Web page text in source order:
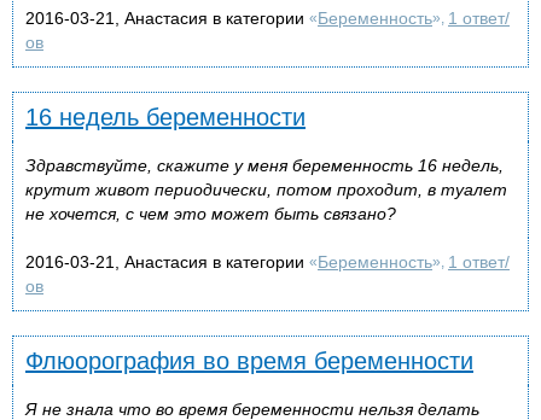
2016-03-21, Анастасия в категории «Беременность», 1 ответ/
ов
16 недель беременности
Здравствуйте, скажите у меня беременность 16 недель,
крутит живот периодически, потом проходит, в туалет
не хочется, с чем это может быть связано?
2016-03-21, Анастасия в категории «Беременность», 1 ответ/
ов
Флюорография во время беременности
Я не знала что во время беременности нельзя делать